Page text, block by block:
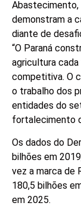
Abastecimento,
demonstram a
diante de
“O Paraná
agricultura
competitiva. O
o trabalho dos
entidades do
fortalecimento
Os dados do
bilhões em
vez a marca de
180,5 bilhões
em 2025.